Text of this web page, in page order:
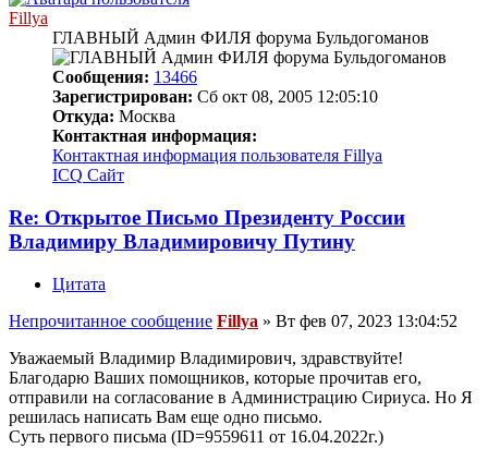
Fillya
ГЛАВНЫЙ Админ ФИЛЯ форума Бульдогоманов
Сообщения: 13466
Зарегистрирован: Сб окт 08, 2005 12:05:10
Откуда: Москва
Контактная информация:
Контактная информация пользователя Fillya
ICQ Сайт
Re: Открытое Письмо Президенту России
Владимиру Владимировичу Путину
Цитата
Непрочитанное сообщение Fillya » Вт фев 07, 2023 13:04:52
Уважаемый Владимир Владимирович, здравствуйте!
Благодарю Ваших помощников, которые прочитав его,
отправили на согласование в Администрацию Сириуса. Но Я
решилась написать Вам еще одно письмо.
Суть первого письма (ID=9559611 от 16.04.2022г.)